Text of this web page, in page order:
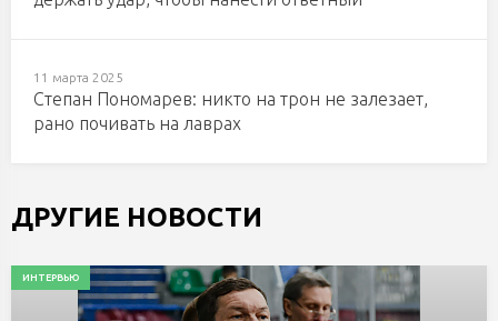
11 марта 2025
Степан Пономарев: никто на трон не залезает,
рано почивать на лаврах
ДРУГИЕ НОВОСТИ
ИНТЕРВЬЮ